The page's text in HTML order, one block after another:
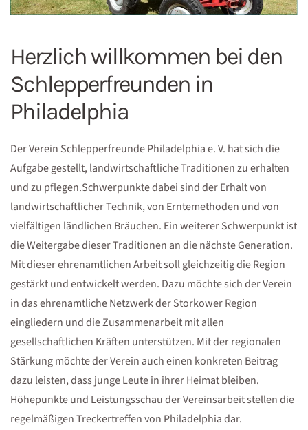
Herzlich willkommen bei den
Schlepperfreunden in
Philadelphia
Der Verein Schlepperfreunde Philadelphia e. V. hat sich die
Aufgabe gestellt, landwirtschaftliche Traditionen zu erhalten
und zu pflegen.Schwerpunkte dabei sind der Erhalt von
landwirtschaftlicher Technik, von Erntemethoden und von
vielfältigen ländlichen Bräuchen. Ein weiterer Schwerpunkt ist
die Weitergabe dieser Traditionen an die nächste Generation.
Mit dieser ehrenamtlichen Arbeit soll gleichzeitig die Region
gestärkt und entwickelt werden. Dazu möchte sich der Verein
in das ehrenamtliche Netzwerk der Storkower Region
eingliedern und die Zusammenarbeit mit allen
gesellschaftlichen Kräften unterstützen. Mit der regionalen
Stärkung möchte der Verein auch einen konkreten Beitrag
dazu leisten, dass junge Leute in ihrer Heimat bleiben.
Höhepunkte und Leistungsschau der Vereinsarbeit stellen die
regelmäßigen Treckertreffen von Philadelphia dar.